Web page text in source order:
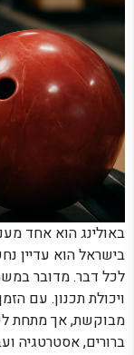
באולינג הוא אחד
בישראל הוא עדיין
לכל דבר. מדובר
ויכולת תכנון. עם
מבוקשת, אך מתחת
ברורים, אסטרטגיה